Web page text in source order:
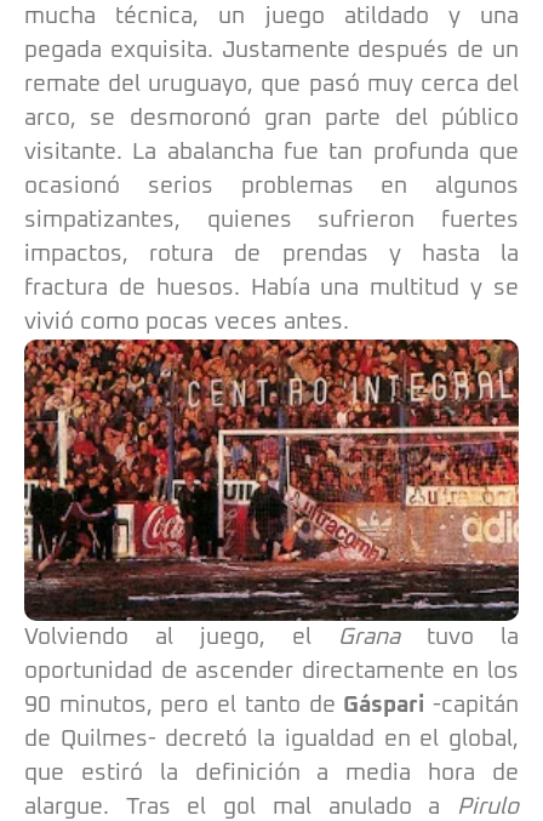
mucha técnica, un juego atildado y una
pegada exquisita. Justamente después de un
remate del uruguayo, que pasó muy cerca del
arco, se desmoronó gran parte del público
visitante. La abalancha fue tan profunda que
ocasionó serios problemas en algunos
simpatizantes, quienes sufrieron fuertes
impactos, rotura de prendas y hasta la
fractura de huesos. Había una multitud y se
vivió como pocas veces antes.
Volviendo al juego, el Granatuvo la
oportunidad de ascender directamente en los
90 minutos, pero el tanto de Gáspari -capitán
de Quilmes- decretó la igualdad en el global,
que estiró la definición a media hora de
alargue. Tras el gol mal anulado a
Pirulo